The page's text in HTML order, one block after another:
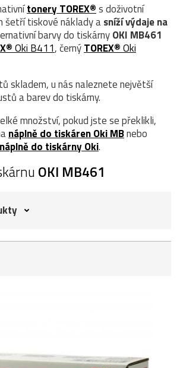
tonery TOREX®s doživotní
šetří tiskové náklady asníží výdaje na
barvy do tiskárnyOKI MB461
Oki B411, černýTOREX®Oki
skladem, u nás naleznete největší
a barev do tiskárny.
množství, pokud jste se překlikli,
náplně do tiskáren Oki MBnebo
náplně do tiskárny Oki.
OKI MB461